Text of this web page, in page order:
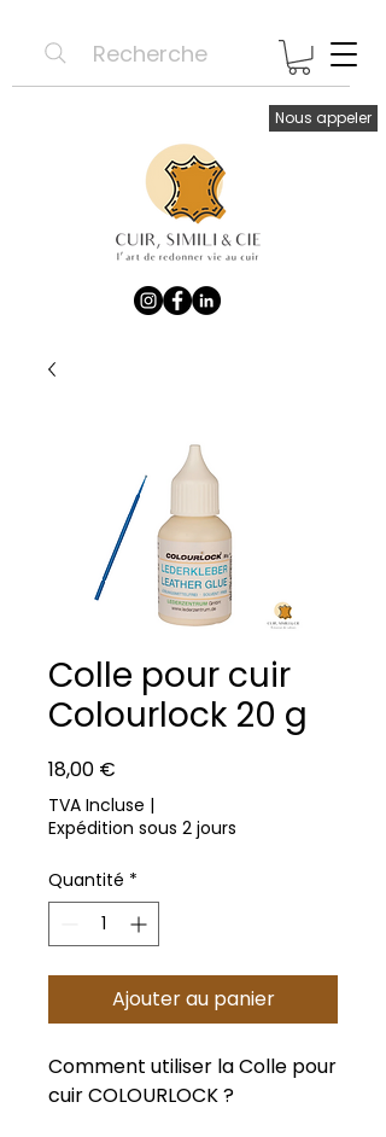
Recherche
Nous appeler
Colle pour cuir
Colourlock 20 g
18,00 €
TVA Incluse |
Expédition sous 2 jours
Quantité *
Ajouter au panier
Comment utiliser la Colle pour
cuir COLOURLOCK ?